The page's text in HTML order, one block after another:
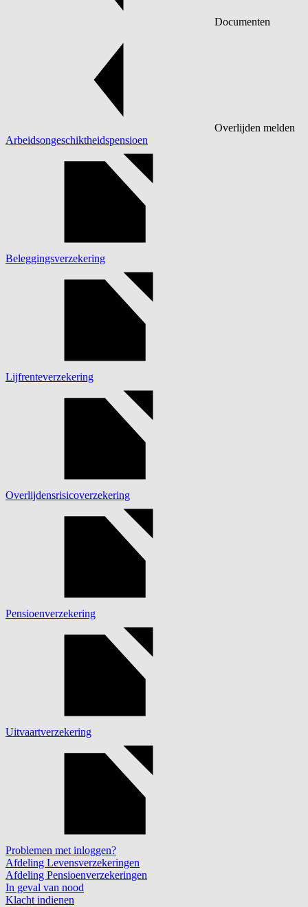
Documenten
Overlijden melden
Arbeidsongeschiktheidspensioen
Beleggingsverzekering
Lijfrenteverzekering
Overlijdensrisicoverzekering
Pensioenverzekering
Uitvaartverzekering
Problemen met inloggen?
Afdeling Levensverzekeringen
Afdeling Pensioenverzekeringen
In geval van nood
Klacht indienen